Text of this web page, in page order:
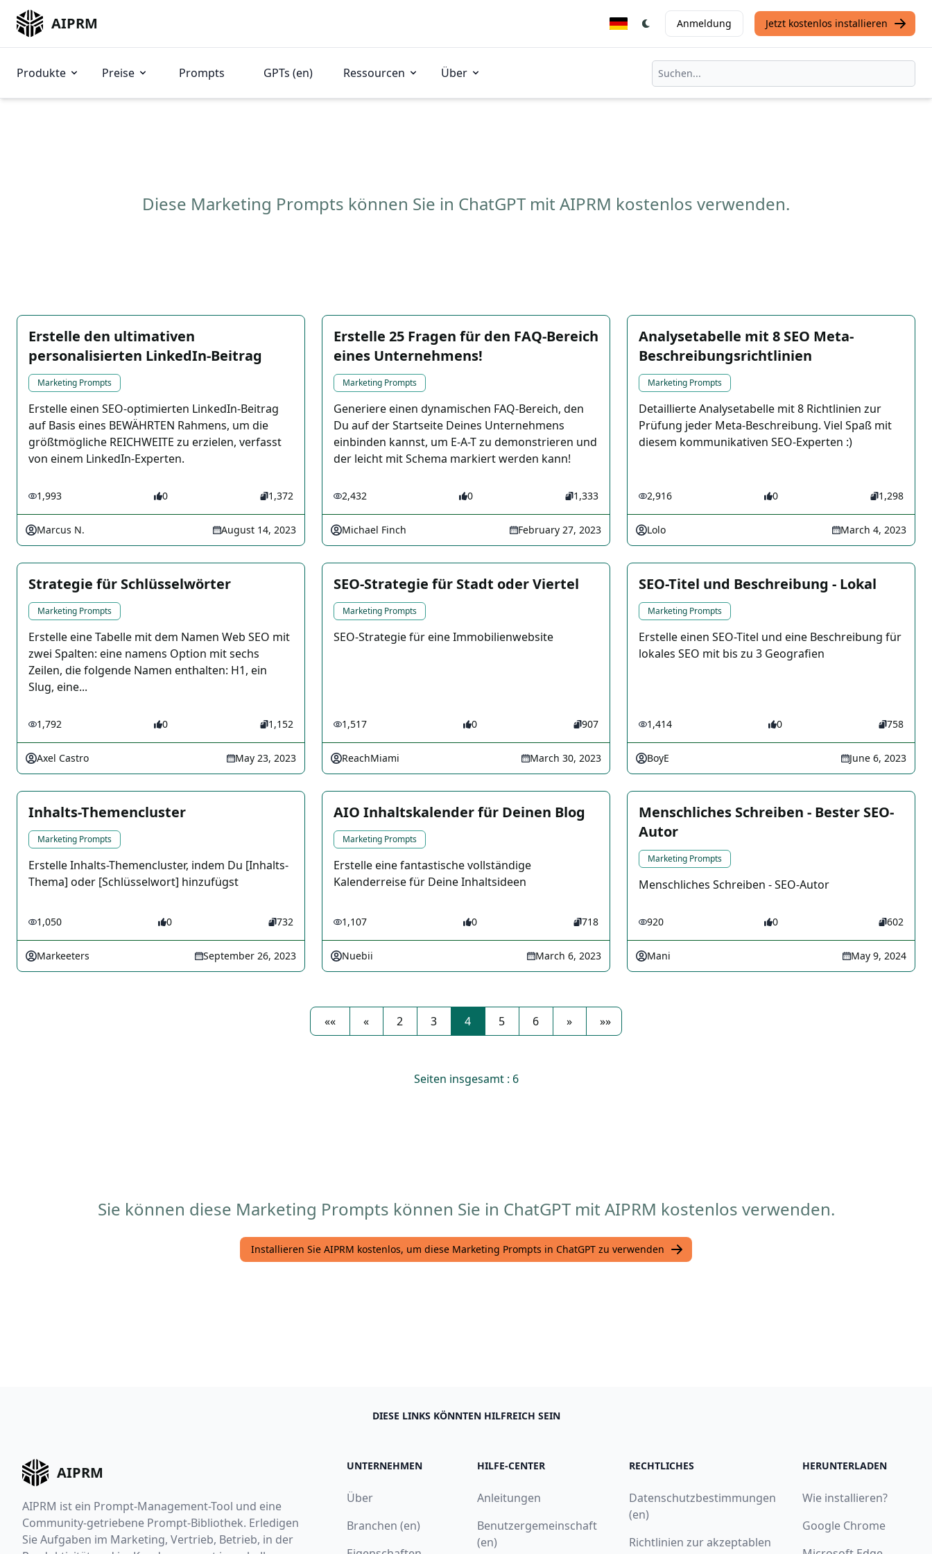
AIPRM Anmeldung Jetzt kostenlos installieren
Produkte Preise Prompts GPTs (en) Ressourcen Über
Diese Marketing Prompts können Sie in ChatGPT mit AIPRM kostenlos verwenden.
Erstelle den ultimativen
personalisierten LinkedIn-Beitrag
Marketing Prompts
Erstelle einen SEO-optimierten LinkedIn-Beitrag
auf Basis eines BEWÄHRTEN Rahmens, um die
größtmögliche REICHWEITE zu erzielen, verfasst
von einem LinkedIn-Experten.
1,993 0 1,372
Marcus N. August 14, 2023
Erstelle 25 Fragen für den FAQ-Bereich
eines Unternehmens!
Marketing Prompts
Generiere einen dynamischen FAQ-Bereich, den
Du auf der Startseite Deines Unternehmens
einbinden kannst, um E-A-T zu demonstrieren und
der leicht mit Schema markiert werden kann!
2,432 0 1,333
Michael Finch February 27, 2023
Analysetabelle mit 8 SEO Meta-
Beschreibungsrichtlinien
Marketing Prompts
Detaillierte Analysetabelle mit 8 Richtlinien zur
Prüfung jeder Meta-Beschreibung. Viel Spaß mit
diesem kommunikativen SEO-Experten :)
2,916 0 1,298
Lolo March 4, 2023
Strategie für Schlüsselwörter
Marketing Prompts
Erstelle eine Tabelle mit dem Namen Web SEO mit
zwei Spalten: eine namens Option mit sechs
Zeilen, die folgende Namen enthalten: H1, ein
Slug, eine...
1,792 0 1,152
Axel Castro May 23, 2023
SEO-Strategie für Stadt oder Viertel
Marketing Prompts
SEO-Strategie für eine Immobilienwebsite
1,517 0 907
ReachMiami March 30, 2023
SEO-Titel und Beschreibung - Lokal
Marketing Prompts
Erstelle einen SEO-Titel und eine Beschreibung für
lokales SEO mit bis zu 3 Geografien
1,414 0 758
BoyE June 6, 2023
Inhalts-Themencluster
Marketing Prompts
Erstelle Inhalts-Themencluster, indem Du [Inhalts-
Thema] oder [Schlüsselwort] hinzufügst
1,050 0 732
Markeeters September 26, 2023
AIO Inhaltskalender für Deinen Blog
Marketing Prompts
Erstelle eine fantastische vollständige
Kalenderreise für Deine Inhaltsideen
1,107 0 718
Nuebii March 6, 2023
Menschliches Schreiben - Bester SEO-
Autor
Marketing Prompts
Menschliches Schreiben - SEO-Autor
920 0 602
Mani May 9, 2024
«« « 2 3 4 5 6 » »»
Seiten insgesamt : 6
Sie können diese Marketing Prompts können Sie in ChatGPT mit AIPRM kostenlos verwenden.
Installieren Sie AIPRM kostenlos, um diese Marketing Prompts in ChatGPT zu verwenden
DIESE LINKS KÖNNTEN HILFREICH SEIN
AIPRM
AIPRM ist ein Prompt-Management-Tool und eine
Community-getriebene Prompt-Bibliothek. Erledigen
Sie Aufgaben im Marketing, Vertrieb, Betrieb, in der
UNTERNEHMEN
Über
Branchen (en)
HILFE-CENTER
Anleitungen
Benutzergemeinschaft
(en)
RECHTLICHES
Datenschutzbestimmungen
(en)
Richtlinien zur akzeptablen
HERUNTERLADEN
Wie installieren?
Google Chrome